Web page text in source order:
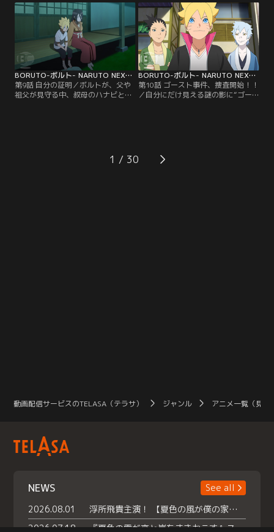
人・隠蓑（かくれみの）マギレを捕
まえることに成功。だがマギレは、
実はチョウチョウのクラスの委員
長・筧（かけい）スミレのことが好
きでずっと彼女を見ていたのだっ
た…。【提供：バンダイチャンネ
ル】
ていた--。そんなある晩ボルトは、
謎の人物から不思議な瞳術（どうじ
ゅつ）を与えられる夢を見る。それ
により、母・ヒナタの家系、日向
（ひゅうが）一族特有の能力であ
る…。【提供：バンダイチャンネ
ル】
BORUTO-ボルト- NARUTO NEXT GENERATIONS 第009話
第9話 自分の証明／ボルトが、父や
祖父が見守る中、叔母のハナビと手
えていた歪んだチャクラのような影
はすべて錯覚だったのではないかと
BORUTO-ボルト- NARUTO NEXT GENERATIONS 第010話
第10話 ゴースト事件、捜査開始！！
／自分にだけ見える謎の影に“ゴー
自興味のある職場を見学するよう指
示。ボルトは、シカダイ、ミツキと
1
動画配信サービスのTELASA（テラサ） ジャンル アニメ一覧（見放
NEWS
See all
2026.08.01
浮所飛貴主演！ 【夏色の風が僕の家にやってきた】 本日よりテラサで独占配信スタート！
2026.07.18
『夏色の雲が恋と嵐をまきおこす』スペシャルメイキング 【Part1】2026年７月18日（土）23時30分～配信スタート！話題のシーンの裏側を大公開！豪華キャスト大集合！ 『武宮家 真夏の家族会議』開催！